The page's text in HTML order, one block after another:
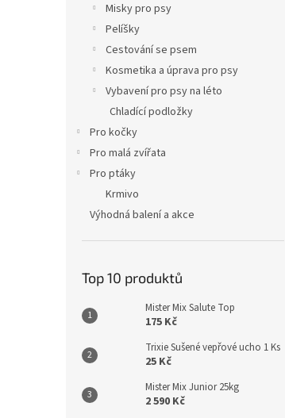
Misky pro psy
Pelíšky
Cestování se psem
Kosmetika a úprava pro psy
Vybavení pro psy na léto
Chladící podložky
Pro kočky
Pro malá zvířata
Pro ptáky
Krmivo
Výhodná balení a akce
Top 10 produktů
Mister Mix Salute Top
175 Kč
Trixie Sušené vepřové ucho 1 Ks
25 Kč
Mister Mix Junior 25kg
2 590 Kč